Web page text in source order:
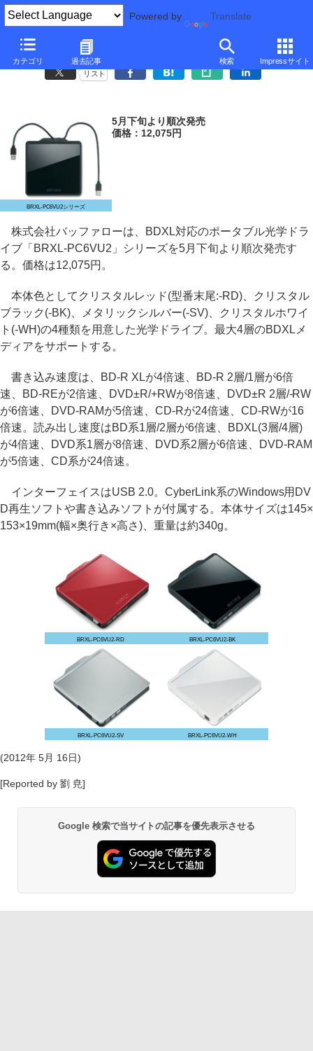
Powered by Translate
カテゴリ 過去記事 検索 Impressサイト
バッファロー、BDXL対応のポータブルドライブ
リスト
BRXL-PC6VU2シリーズ
5月下旬より順次発売
価格：12,075円
株式会社バッファローは、BDXL対応のポータブル光学ドラ
イブ「BRXL-PC6VU2」シリーズを5月下旬より順次発売す
る。価格は12,075円。
本体色としてクリスタルレッド(型番末尾:-RD)、クリスタル
ブラック(-BK)、メタリックシルバー(-SV)、クリスタルホワイ
ト(-WH)の4種類を用意した光学ドライブ。最大4層のBDXLメ
ディアをサポートする。
書き込み速度は、BD-R XLが4倍速、BD-R 2層/1層が6倍
速、BD-REが2倍速、DVD±R/+RWが8倍速、DVD±R 2層/-RW
が6倍速、DVD-RAMが5倍速、CD-Rが24倍速、CD-RWが16
倍速。読み出し速度はBD系1層/2層が6倍速、BDXL(3層/4層)
が4倍速、DVD系1層が8倍速、DVD系2層が6倍速、DVD-RAM
が5倍速、CD系が24倍速。
インターフェイスはUSB 2.0。CyberLink系のWindows用DV
D再生ソフトや書き込みソフトが付属する。本体サイズは145×
153×19mm(幅×奥行き×高さ)、重量は約340g。
BRXL-PC6VU2-RD BRXL-PC6VU2-BK
BRXL-PC6VU2-SV BRXL-PC6VU2-WH
(2012年 5月 16日)
[Reported by 劉 尭]
Google 検索で当サイトの記事を優先表示させる